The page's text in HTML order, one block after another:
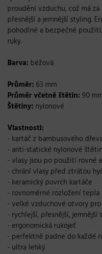
proudění vzduchu, což má
přesnější a jemnější styling.
pohodlné a bezpečné
ruky.
Barva: béžová
Průměr: 63 mm
Průměr včetně štětin:90
Štětiny: nylonové
Vlastnosti:
- kartáč z bambusového
- anti-statické nylonové
- vlasy jsou po použití rovné
- chrání vlasy před ztrátou
- keramický povrch kartáče
- rovnoměrné rozložení tepla
- velké vzduchové otvory
- rychlejší, přesnější, jemnější
- ergonomická rukojeť
- perfektně padne do každé
- ultra lehký